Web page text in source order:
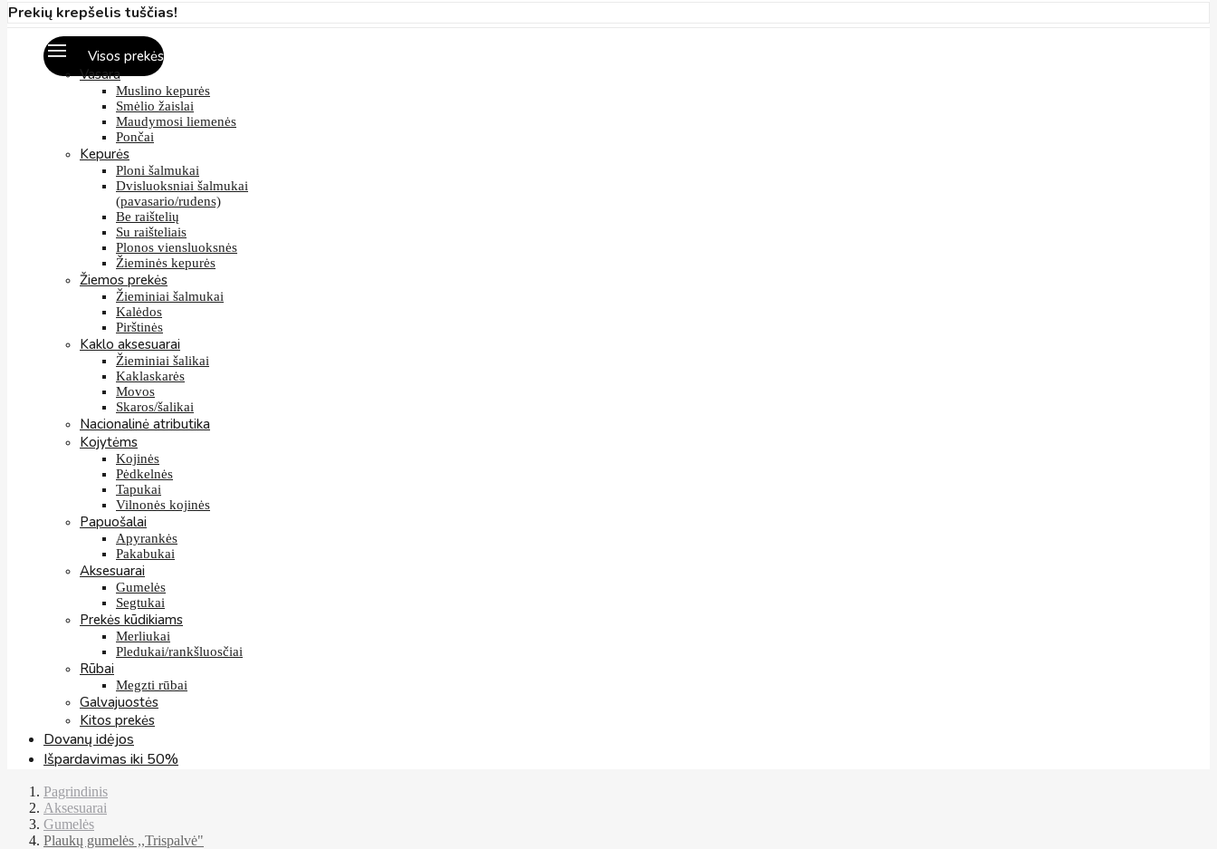
Prekių krepšelis tuščias!
Visos prekės
Vasara
Muslino kepurės
Smėlio žaislai
Maudymosi liemenės
Pončai
Kepurės
Ploni šalmukai
Dvisluoksniai šalmukai
(pavasario/rudens)
Be raištelių
Su raišteliais
Plonos viensluoksnės
Žieminės kepurės
Žiemos prekės
Žieminiai šalmukai
Kalėdos
Pirštinės
Kaklo aksesuarai
Žieminiai šalikai
Kaklaskarės
Movos
Skaros/šalikai
Nacionalinė atributika
Kojytėms
Kojinės
Pėdkelnės
Tapukai
Vilnonės kojinės
Papuošalai
Apyrankės
Pakabukai
Aksesuarai
Gumelės
Segtukai
Prekės kūdikiams
Merliukai
Pledukai/rankšluosčiai
Rūbai
Megzti rūbai
Galvajuostės
Kitos prekės
Dovanų idėjos
Išpardavimas iki 50%
Pagrindinis
Aksesuarai
Gumelės
Plaukų gumelės ,,Trispalvė"